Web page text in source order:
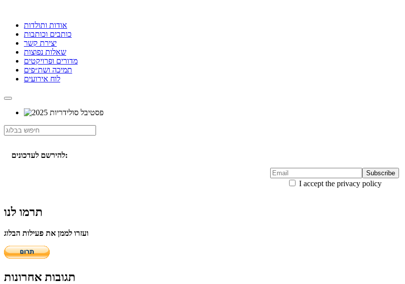
אודות ותולדות
כותבים וכותבות
יצירת קשר
שאלות נפוצות
מדורים ופרויקטים
תמיכה ושת״פים
לוח אירועים
להירשם לעדכונים:
I accept the privacy policy
תרמו לנו
ועזרו לממן את פעילות הבלוג
תגובות אחרונות